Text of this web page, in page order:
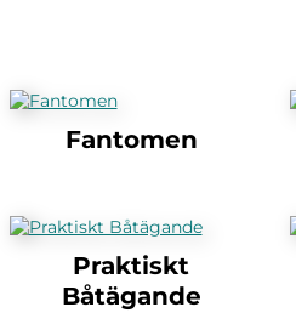
Fantomen
Praktiskt
Båtägande